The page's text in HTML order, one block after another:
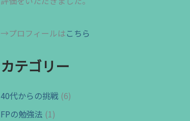
→プロフィールはこちら
カテゴリー
40代からの挑戦 (6)
FPの勉強法 (1)